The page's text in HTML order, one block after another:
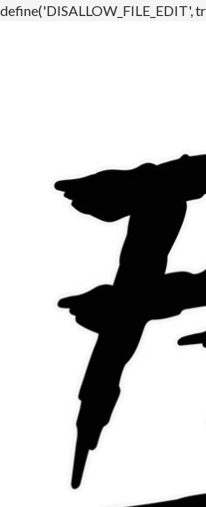
define('DISALLOW_FILE_EDIT',